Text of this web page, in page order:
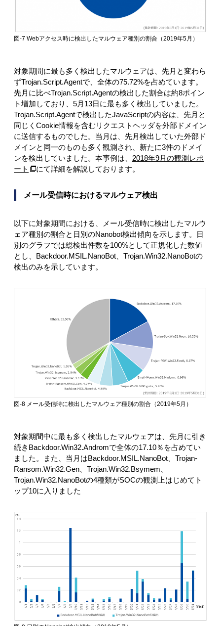
図-7 Webアクセス時に検出したマルウェア種別の割合（2019年5月）
対象期間に最も多く検出したマルウェアは、先月と変わら
ずTrojan.Script.Agentで、全体の75.72%を占めています。
先月に比べTrojan.Script.Agentの検出した割合は約8ポイン
ト増加しており、5月13日に最も多く検出していました。
Trojan.Script.Agentで検出したJavaScriptの内容は、先月と
同じくCookie情報を含むリクエストヘッダを外部ドメイン
に送信するものでした。当月は、先月検出していた外部ド
メインと同一のものも多く観測され、新たに3件のドメイ
ンを検出していました。本事例は、 2018年9月の観測レポ
ート
にて詳細を解説しております。
メール受信時におけるマルウェア検出
以下に対象期間における、メール受信時に検出したマルウ
ェア種別の割合と日別のNanobot検出傾向を示します。日
別のグラフでは総検出件数を100%として正規化した数値
とし、Backdoor.MSIL.NanoBot、Trojan.Win32.NanoBotの
検出のみを示しています。
図-8 メール受信時に検出したマルウェア種別の割合（2019年5月）
対象期間中に最も多く検出したマルウェアは、先月に引き
続きBackdoor.Win32.Andromで全体の17.10％を占めてい
ました。また、当月はBackdoor.MSIL.NanoBot、Trojan-
Ransom.Win32.Gen、Trojan.Win32.Bsymem、
Trojan.Win32.NanoBotの4種類がSOCの観測上はじめてト
ップ10に入りました